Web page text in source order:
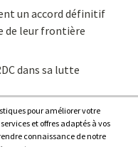
un accord définitif
de leur frontière
dans sa lutte
pour améliorer votre
et offres adaptés à vos
connaissance de notre